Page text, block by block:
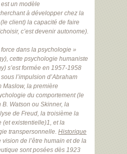
un modèle
à développer chez la
client) la capacité de faire
c’est devenir autonome).
dans la psychologie »
cette psychologie humaniste
s’est formée en 1957-1958
l’impulsion d’Abraham
Maslow, la première
du comportement (le
Watson ou Skinner, la
de Freud, la troisième la
existentielle)1, et la
transpersonnelle. Historique
de l’être humain et de la
sont posées dès 1923